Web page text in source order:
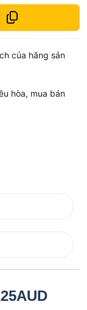
của hãng sản
hòa, mua bán